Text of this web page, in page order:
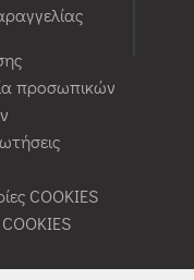
προσωπικών
COOKIES